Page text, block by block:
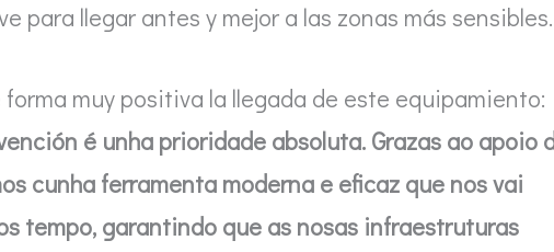
para llegar antes y mejor a las zonas más sensibles.
forma muy positiva la llegada de este equipamiento:
é unha prioridade absoluta. Grazas ao apoio
cunha ferramenta moderna e eficaz que nos vai
tempo, garantindo que as nosas infraestruturas